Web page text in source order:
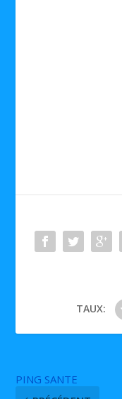
TAUX:
PING SANTE